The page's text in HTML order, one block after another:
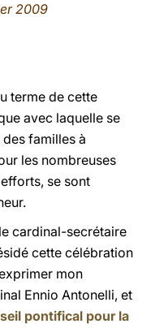
2009
terme de cette
avec laquelle se
familles à
les nombreuses
se sont
cardinal-secrétaire
cette célébration
mon
Ennio Antonelli, et
pontifical pour la